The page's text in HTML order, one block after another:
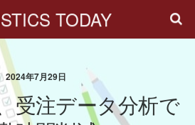
TODAY
2024年7月29日
受注データ分析で